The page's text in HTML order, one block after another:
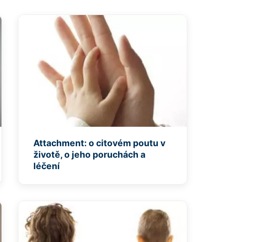
Attachment: o citovém poutu v
životě, o jeho poruchách a
léčení